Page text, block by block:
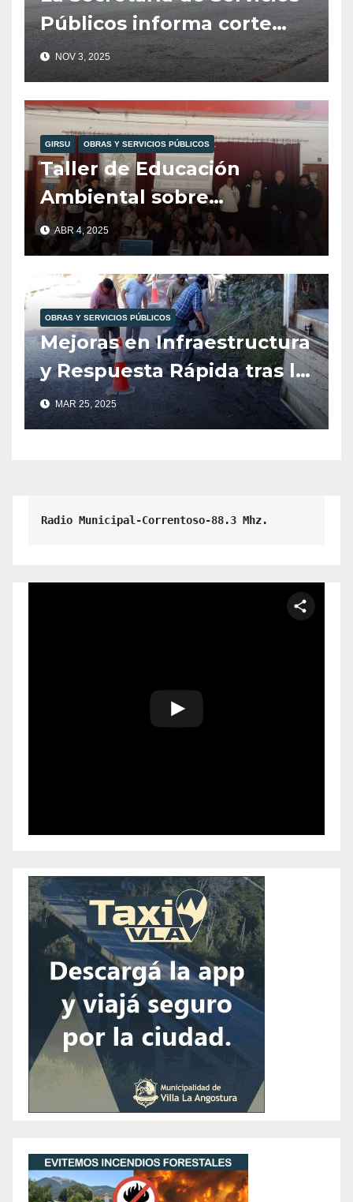
Públicos informa corte
total de tránsito para
mañana martes 4 de
noviembre.
NOV 3, 2025
GIRSU OBRAS Y SERVICIOS PÚBLICOS
Taller de Educación
Ambiental sobre
Reciclajes en la Esc. 104,
Organizado por Girsu,
Agenda Verde y Amigos
de la Patagonia
ABR 4, 2025
OBRAS Y SERVICIOS PÚBLICOS
Mejoras en Infraestructura
y Respuesta Rápida tras la
Caída de un Árbol en la
Escuela 341.
MAR 25, 2025
Radio Municipal-Correntoso-88.3 Mhz.